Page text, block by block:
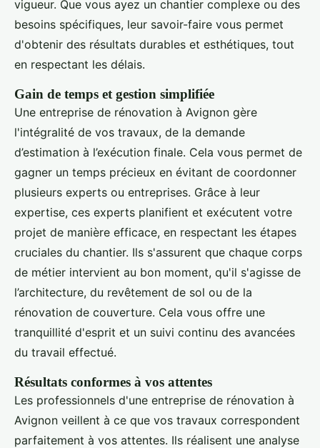
vigueur. Que vous ayez un chantier complexe ou des
besoins spécifiques, leur savoir-faire vous permet
d'obtenir des résultats durables et esthétiques, tout
en respectant les délais.
Gain de temps et gestion simplifiée
Une entreprise de rénovation à Avignon gère
l'intégralité de vos travaux, de la demande
d’estimation à l’exécution finale. Cela vous permet de
gagner un temps précieux en évitant de coordonner
plusieurs experts ou entreprises. Grâce à leur
expertise, ces experts planifient et exécutent votre
projet de manière efficace, en respectant les étapes
cruciales du chantier. Ils s'assurent que chaque corps
de métier intervient au bon moment, qu'il s'agisse de
l’architecture, du revêtement de sol ou de la
rénovation de couverture. Cela vous offre une
tranquillité d'esprit et un suivi continu des avancées
du travail effectué.
Résultats conformes à vos attentes
Les professionnels d'une entreprise de rénovation à
Avignon veillent à ce que vos travaux correspondent
parfaitement à vos attentes. Ils réalisent une analyse